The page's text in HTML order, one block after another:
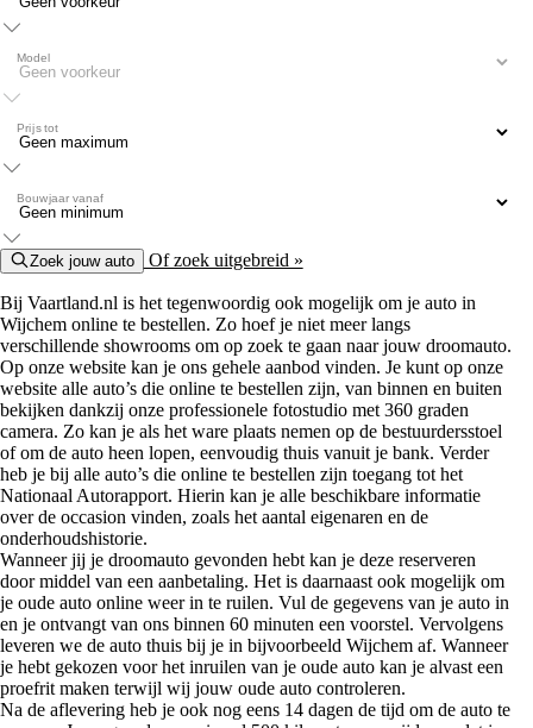
Model
Prijs tot
Bouwjaar vanaf
Zoek jouw auto Of zoek uitgebreid »
Bij Vaartland.nl is het tegenwoordig ook mogelijk om je auto in
Wijchem online te bestellen. Zo hoef je niet meer langs
verschillende showrooms om op zoek te gaan naar jouw droomauto.
Op onze website kan je ons gehele aanbod vinden. Je kunt op onze
website alle auto’s die online te bestellen zijn, van binnen en buiten
bekijken dankzij onze professionele fotostudio met 360 graden
camera. Zo kan je als het ware plaats nemen op de bestuurdersstoel
of om de auto heen lopen, eenvoudig thuis vanuit je bank. Verder
heb je bij alle auto’s die online te bestellen zijn toegang tot het
Nationaal Autorapport. Hierin kan je alle beschikbare informatie
over de occasion vinden, zoals het aantal eigenaren en de
onderhoudshistorie.
Wanneer jij je droomauto gevonden hebt kan je deze reserveren
door middel van een aanbetaling. Het is daarnaast ook mogelijk om
je oude auto online weer in te ruilen. Vul de gegevens van je auto in
en je ontvangt van ons binnen 60 minuten een voorstel. Vervolgens
leveren we de auto thuis bij je in bijvoorbeeld Wijchem af. Wanneer
je hebt gekozen voor het inruilen van je oude auto kan je alvast een
proefrit maken terwijl wij jouw oude auto controleren.
Na de aflevering heb je ook nog eens 14 dagen de tijd om de auto te